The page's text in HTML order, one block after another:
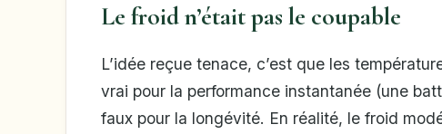
Le froid n’était pas le coupable
L’idée reçue tenace, c’est que les
vrai pour la performance instantanée (une
faux pour la longévité. En réalité, le froid